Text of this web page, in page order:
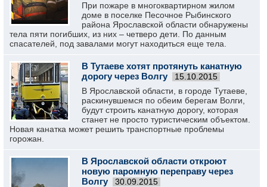
При пожаре в многоквартирном жилом
доме в поселке Песочное Рыбинского
района Ярославской области обнаружены
тела пяти погибших, из них – четверо дети. По данным
спасателей, под завалами могут находиться еще тела.
В Тутаеве хотят протянуть канатную
дорогу через Волгу
15.10.2015
В Ярославской области, в городе Тутаеве,
раскинувшемся по обеим берегам Волги,
будут строить канатную дорогу, которая
станет не просто туристическим объектом.
Новая канатка может решить транспортные проблемы
горожан.
В Ярославской области откроют
новую паромную переправу через
Волгу
30.09.2015